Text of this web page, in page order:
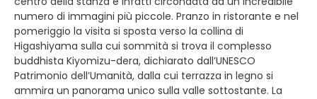
numero di immagini più piccole. Pranzo in ristorante e nel
pomeriggio la visita si sposta verso la collina di
Higashiyama sulla cui sommità si trova il complesso
buddhista Kiyomizu-dera, dichiarato dall’UNESCO
Patrimonio dell’Umanità, dalla cui terrazza in legno si
ammira un panorama unico sulla valle sottostante. La